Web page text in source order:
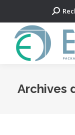
Search:
Archives